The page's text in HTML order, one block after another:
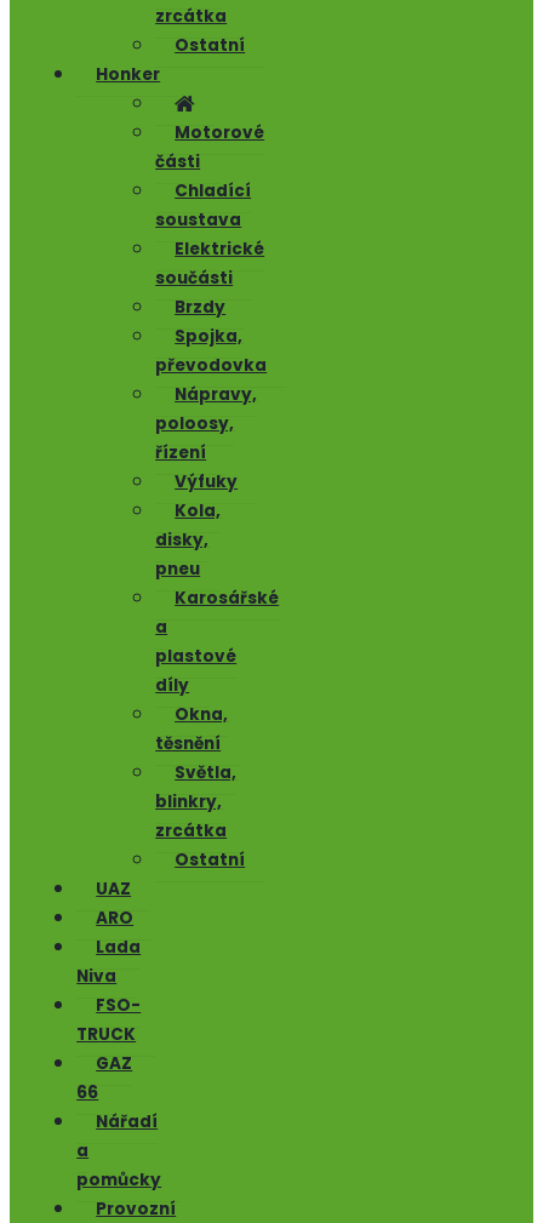
zrcátka
Ostatní
Honker
Motorové
části
Chladící
soustava
Elektrické
součásti
Brzdy
Spojka,
převodovka
Nápravy,
poloosy,
řízení
Výfuky
Kola,
disky,
pneu
Karosářské
a
plastové
díly
Okna,
těsnění
Světla,
blinkry,
zrcátka
Ostatní
UAZ
ARO
Lada
Niva
FSO-
TRUCK
GAZ
66
Nářadí
a
pomůcky
Provozní